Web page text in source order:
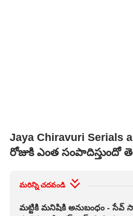
Jaya Chiravuri
రోజుకి ఎంత సంపాదిస్తుందో
మరిన్ని చదవండి
మట్టికి మనిషికి అనుబంధం -